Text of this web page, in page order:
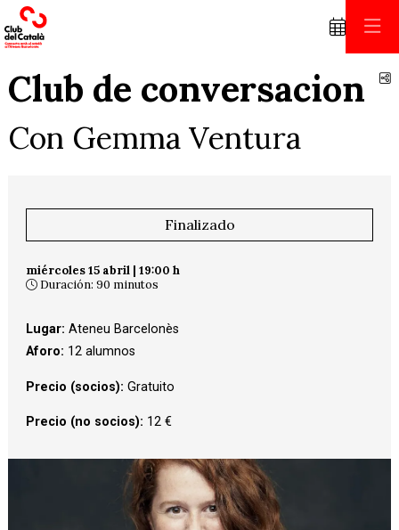
Club de conversacion
Con Gemma Ventura
Finalizado
miércoles 15 abril 19:00 h
Duración: 90 minutos
Lugar: Ateneu Barcelonès
Aforo: 12 alumnos
Precio (socios): Gratuito
Precio (no socios): 12 €